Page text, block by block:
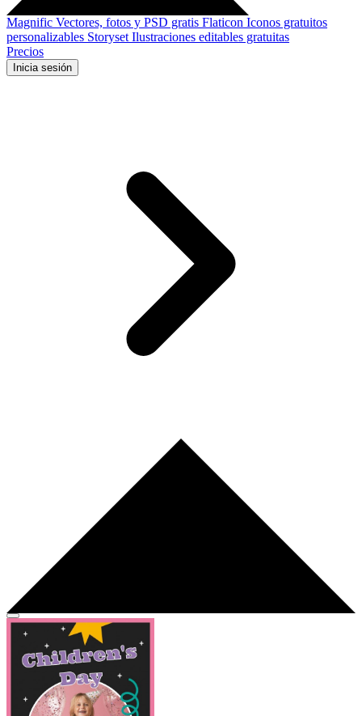
Magnific Vectores, fotos y PSD gratis Flaticon Iconos gratuitos
personalizables Storyset Ilustraciones editables gratuitas
Precios
Inicia sesión